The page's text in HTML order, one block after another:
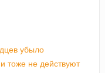
убыло
тоже не действуют